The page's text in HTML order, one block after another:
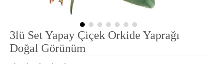
3lü Set Yapay Çiçek Orkide Yaprağı
Doğal Görünüm